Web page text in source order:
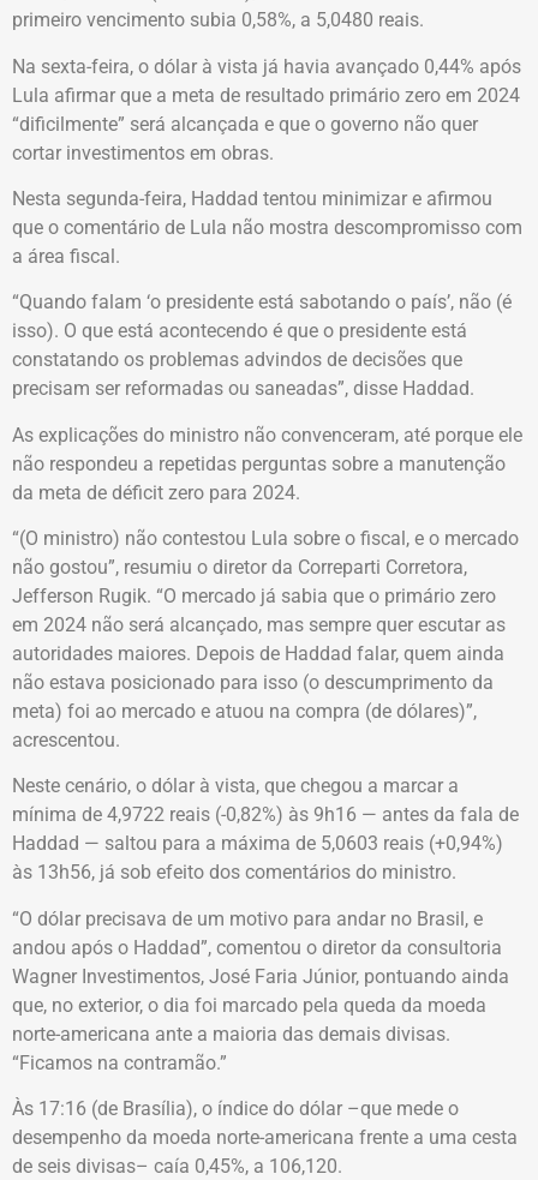
primeiro vencimento subia 0,58%, a 5,0480 reais.
Na sexta-feira, o dólar à vista já havia avançado 0,44% após
Lula afirmar que a meta de resultado primário zero em 2024
“dificilmente” será alcançada e que o governo não quer
cortar investimentos em obras.
Nesta segunda-feira, Haddad tentou minimizar e afirmou
que o comentário de Lula não mostra descompromisso com
a área fiscal.
“Quando falam ‘o presidente está sabotando o país’, não (é
isso). O que está acontecendo é que o presidente está
constatando os problemas advindos de decisões que
precisam ser reformadas ou saneadas”, disse Haddad.
As explicações do ministro não convenceram, até porque ele
não respondeu a repetidas perguntas sobre a manutenção
da meta de déficit zero para 2024.
“(O ministro) não contestou Lula sobre o fiscal, e o mercado
não gostou”, resumiu o diretor da Correparti Corretora,
Jefferson Rugik. “O mercado já sabia que o primário zero
em 2024 não será alcançado, mas sempre quer escutar as
autoridades maiores. Depois de Haddad falar, quem ainda
não estava posicionado para isso (o descumprimento da
meta) foi ao mercado e atuou na compra (de dólares)”,
acrescentou.
Neste cenário, o dólar à vista, que chegou a marcar a
mínima de 4,9722 reais (-0,82%) às 9h16 — antes da fala de
Haddad — saltou para a máxima de 5,0603 reais (+0,94%)
às 13h56, já sob efeito dos comentários do ministro.
“O dólar precisava de um motivo para andar no Brasil, e
andou após o Haddad”, comentou o diretor da consultoria
Wagner Investimentos, José Faria Júnior, pontuando ainda
que, no exterior, o dia foi marcado pela queda da moeda
norte-americana ante a maioria das demais divisas.
“Ficamos na contramão.”
Às 17:16 (de Brasília), o índice do dólar –que mede o
desempenho da moeda norte-americana frente a uma cesta
de seis divisas– caía 0,45%, a 106,120.